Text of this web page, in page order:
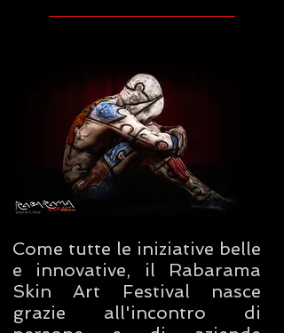
Come tutte le iniziative belle
e innovative, il Rabarama
Skin Art Festival nasce
grazie all'incontro di